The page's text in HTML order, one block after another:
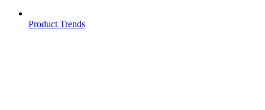
Product Trends